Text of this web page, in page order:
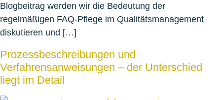
Blogbeitrag werden wir die Bedeutung der
regelmäßigen FAQ-Pflege im Qualitätsmanagement
diskutieren und […]
Prozessbeschreibungen und
Verfahrensanweisungen – der Unterschied
liegt im Detail